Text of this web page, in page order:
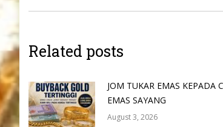
Related posts
JOM TUKAR EMAS KEPADA
EMAS SAYANG
August 3, 2026